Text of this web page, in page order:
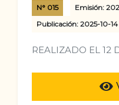
N° 015
Emisión:
Publicación: 2025-10-
REALIZADO EL 12